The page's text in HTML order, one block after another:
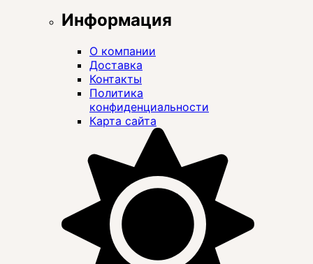
Информация
О компании
Доставка
Контакты
Политика
конфиденциальности
Карта сайта